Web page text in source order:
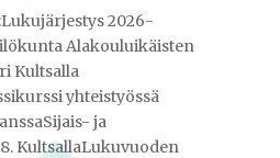
2026-
Alakouluikäisten
Kultsalla
yhteistyössä
ja
KultsallaLukuvuoden